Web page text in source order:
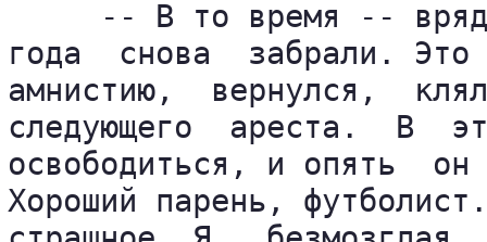
-- В то время --
года  снова  забрали.
амнистию,  вернулся,
следующего  ареста.  В
освободиться, и опять
Хороший парень,